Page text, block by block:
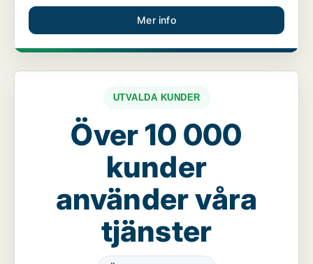
Mer info
UTVALDA KUNDER
Över 10 000
kunder
använder våra
tjänster